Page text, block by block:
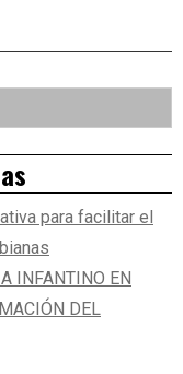
para facilitar el
INFANTINO EN
DEL